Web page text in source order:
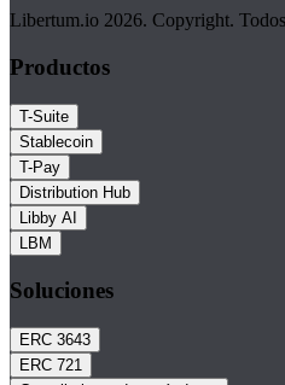
Libertum.io 2026. Copyright.
Productos
T-Suite
Stablecoin
T-Pay
Distribution Hub
Libby AI
LBM
Soluciones
ERC 3643
ERC 721